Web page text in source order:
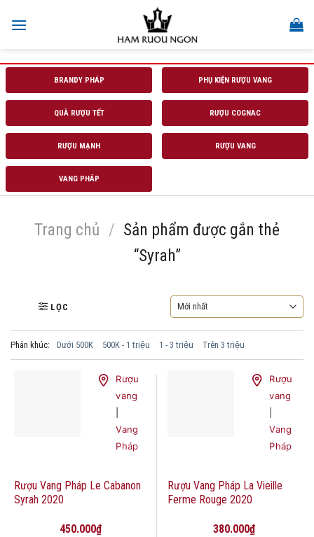
BRANDY PHÁP PHỤ KIỆN RƯỢU VANG
QUÀ RƯỢU TẾT RƯỢU COGNAC
RƯỢU MẠNH RƯỢU VANG
VANG PHÁP
Trang chủ / Sản phẩm được gắn thẻ
“Syrah”
LỌC
Phân khúc: Dưới 500K 500K - 1 triệu 1 - 3 triệu Trên 3 triệu
Rượu
vang
Vang
Pháp
Rượu Vang Pháp Le Cabanon
Syrah 2020
450.000₫
Rượu
vang
Vang
Pháp
Rượu Vang Pháp La Vieille
Ferme Rouge 2020
380.000₫